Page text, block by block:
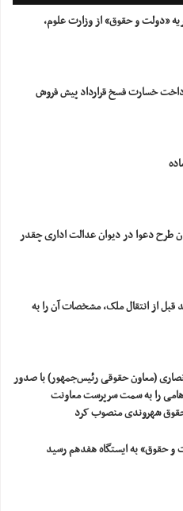
«دولت و حقوق» از وزارت علوم،
خسارت فسخ قرارداد پیش فروش
طرح دعوا در دیوان عدالت اداری چقدر
قبل از انتقال ملک، مشخصات آن را به
(معاون حقوقی رئیس‌جمهور) با صدور
را به سمت سرپرست معاونت
شهروندی منصوب کرد
و حقوق» به ایستگاه هفدهم رسید